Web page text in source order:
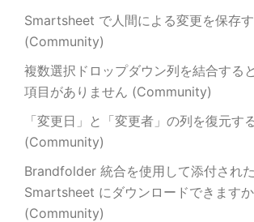
Smartsheet で人間による変更を保存
(Community)
複数選択ドロップダウン列を結合する
項目がありません (Community)
「変更日」と「変更者」の列を復元す
(Community)
Brandfolder 統合を使用して添付され
Smartsheet にダウンロードできます
(Community)